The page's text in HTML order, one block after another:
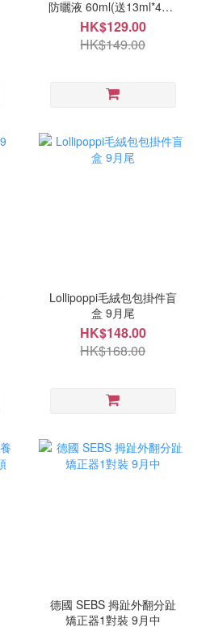
防曬液 60ml(送13ml*4支)
10月頭
HK$129.00
HK$149.00
Lollipoppi毛絨包包掛件盲
盒 9月尾
HK$148.00
HK$168.00
德國 SEBS 拇趾外翻分趾
矯正器1對裝 9月中